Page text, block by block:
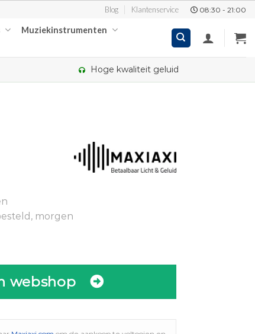
Blog Klantenservice 08:30 - 21:00
Muziekinstrumenten
Hoge kwaliteit geluid
morgen
webshop